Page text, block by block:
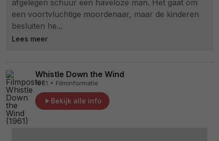
afgelegen schuur een haveloze man. Het gaat om
een voortvluchtige moordenaar, maar de kinderen
besluiten he...
Lees meer
Whistle Down the Wind
1961 • Filminformatie
Bekijk alle info